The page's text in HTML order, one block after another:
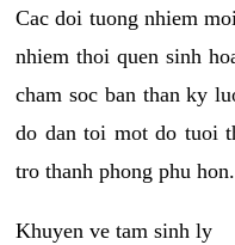
Cac doi tuong nhiem
nhiem thoi quen sinh
cham soc ban than ky
do dan toi mot do tuoi
tro thanh phong phu hon.
Khuyen ve tam sinh ly